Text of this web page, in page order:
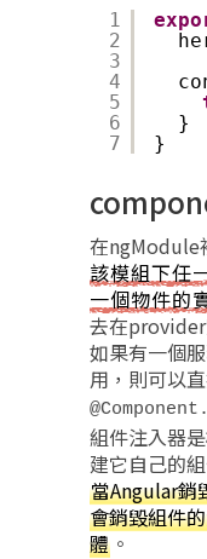
1
2
3
4
5
6
7
}
}
在ngModule
該模組下任
一個物件的
去在provider
如果有一個
用，則可以
組件注入器
建它自己的
當Angular銷
會銷毀組件
體 。